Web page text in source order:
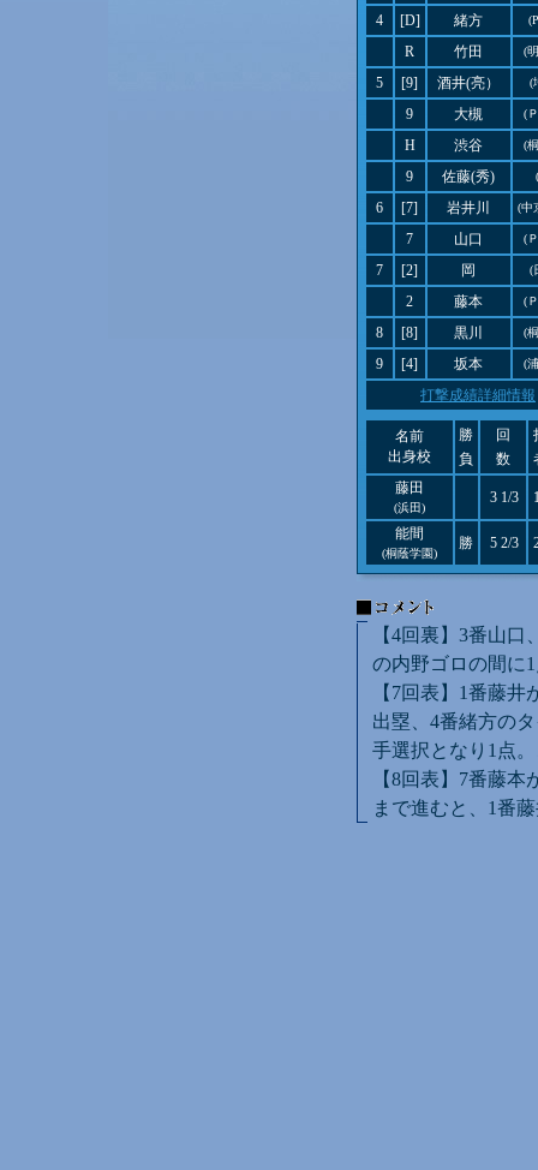
4 [D] 緒方
R 竹田 (
5 [9] 酒井(亮） (
9 大槻 (
H 渋谷 (
9 佐藤(秀)
6 [7] 岩井川 (中
7 山口 (
7 [2] 岡 (
2 藤本 (
8 [8] 黒川 (
9 [4] 坂本 (
打撃成績詳細情報
名前
出身校
勝
負
回
数
藤田
(浜田)
3 1/3
能間
(桐蔭学園)
勝 5 2/3
【4回裏】3番山
の内野ゴロの間に
【7回表】1番藤
出塁、4番緒方の
手選択となり1点
【8回表】7番藤
まで進むと、1番